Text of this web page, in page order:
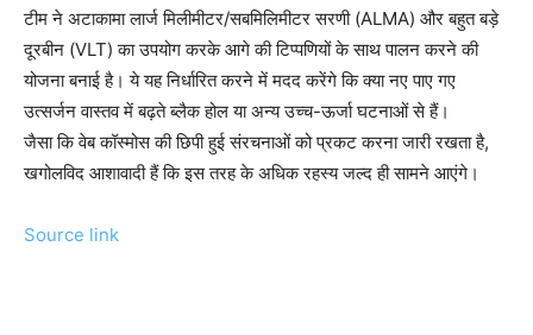
टीम ने अटाकामा लार्ज मिलीमीटर/सबमिलिमीटर सरणी (ALMA) और बहुत बड़े
दूरबीन (VLT) का उपयोग करके आगे की टिप्पणियों के साथ पालन करने की
योजना बनाई है। ये यह निर्धारित करने में मदद करेंगे कि क्या नए पाए गए
उत्सर्जन वास्तव में बढ़ते ब्लैक होल या अन्य उच्च-ऊर्जा घटनाओं से हैं।
जैसा कि वेब कॉस्मोस की छिपी हुई संरचनाओं को प्रकट करना जारी रखता है,
खगोलविद आशावादी हैं कि इस तरह के अधिक रहस्य जल्द ही सामने आएंगे।
Source link